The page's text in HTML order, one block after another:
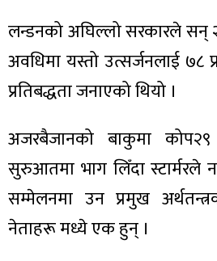
लन्डनको अघिल्लो सरकारले सन्
अवधिमा यस्तो उत्सर्जनलाई ७८
प्रतिबद्धता जनाएको थियो ।
अजरबैजानको बाकुमा
सुरुआतमा भाग लिँदा स्टार्मरले
सम्मेलनमा उन प्रमुख
नेताहरू मध्ये एक हुन्‌ ।